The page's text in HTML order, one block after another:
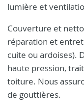
lumière et
Couverture et
réparation et
cuite ou ardoises).
haute pression,
toiture. Nous
de gouttières.